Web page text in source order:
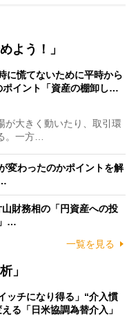
よう！」
に慌てないために平時から
ポイント「資産の棚卸し…
大きく動いたり、取引環
。一方…
変わったのかポイントを解
財務相の「円資産への投
…
一覧を見る
」
ッチになり得る」“介入慣
る「日米協調為替介入」